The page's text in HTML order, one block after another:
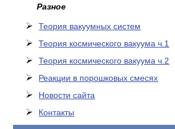
Разное
Теория вакуумных систем
Теория космического вакуума ч.1
Теория космического вакуума ч.2
Реакции в порошковых смесях
Новости сайта
Контакты